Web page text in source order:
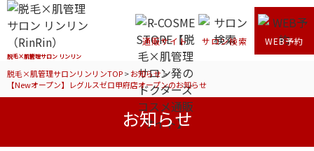
脱毛×肌管理サロン リンリン
通販サイト サロン検索 WEB予約
脱毛×肌管理サロンリンリンTOP>お知らせ>
【Newオープン】レグルスゼロ甲府店オープンのお知らせ
お知らせ